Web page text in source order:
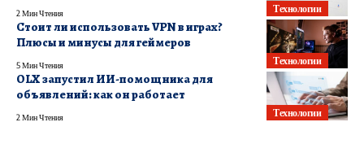
Технологии
2 Мин Чтения
Технологии
Стоит ли использовать VPN в играх?
Плюсы и минусы для геймеров
5 Мин Чтения
Технологии
OLX запустил ИИ-помощника для
объявлений: как он работает
2 Мин Чтения